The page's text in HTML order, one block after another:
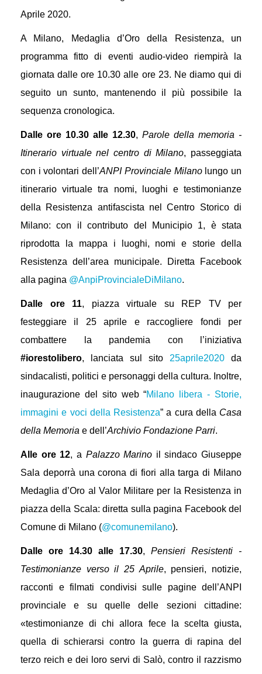
Aprile 2020.
A Milano, Medaglia d’Oro della Resistenza, un
programma fitto di eventi audio-video riempirà la
giornata dalle ore 10.30 alle ore 23. Ne diamo qui di
seguito un sunto, mantenendo il più possibile la
sequenza cronologica.
Dalle ore 10.30 alle 12.30, Parole della memoria -
Itinerario virtuale nel centro di Milano, passeggiata
con i volontari dell’ANPI Provinciale Milanolungo un
itinerario virtuale tra nomi, luoghi e testimonianze
della Resistenza antifascista nel Centro Storico di
Milano: con il contributo del Municipio 1, è stata
riprodotta la mappa i luoghi, nomi e storie della
Resistenza dell’area municipale. Diretta Facebook
alla pagina @AnpiProvincialeDiMilano.
Dalle ore 11, piazza virtuale su REP TV per
festeggiare il 25 aprile e raccogliere fondi per
combattere la pandemia con l’iniziativa
#iorestolibero, lanciata sul sito 25aprile2020 da
sindacalisti, politici e personaggi della cultura. Inoltre,
inaugurazione del sito web “Milano libera - Storie,
immagini e voci della Resistenza” a cura della Casa
della Memoria e dell’Archivio Fondazione Parri.
Alle ore 12, a Palazzo Marino il sindaco Giuseppe
Sala deporrà una corona di fiori alla targa di Milano
Medaglia d’Oro al Valor Militare per la Resistenza in
piazza della Scala: diretta sulla pagina Facebook del
Comune di Milano (@comunemilano).
Dalle ore 14.30 alle 17.30, Pensieri Resistenti -
Testimonianze verso il 25 Aprile, pensieri, notizie,
racconti e filmati condivisi sulle pagine dell’ANPI
provinciale e su quelle delle sezioni cittadine:
«testimonianze di chi allora fece la scelta giusta,
quella di schierarsi contro la guerra di rapina del
terzo reich e dei loro servi di Salò, contro il razzismo